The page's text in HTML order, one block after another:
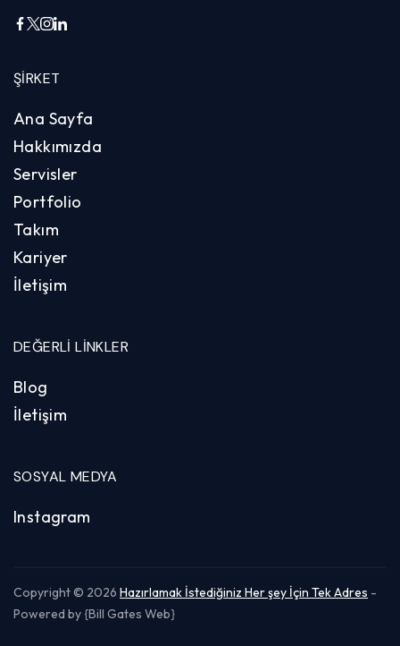
ŞIRKET
Ana Sayfa
Hakkımızda
Servisler
Portfolio
Takım
Kariyer
İletişim
DEĞERLI LINKLER
Blog
İletişim
SOSYAL MEDYA
Instagram
Copyright © 2026 Hazırlamak İstediğiniz Her şey İçin Tek Adres -
Powered by {Bill Gates Web}